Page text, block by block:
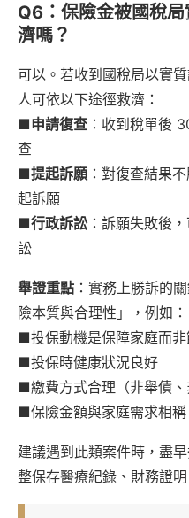
Q6：保險金被國稅
濟嗎？
可以。若收到國稅局以實
人可依以下途徑救濟：
■申請復查 ：收到稅單後
查
■提起訴願 ：對復查結果
起訴願
■行政訴訟：訴願失敗後
訟
舉證重點 ：實務上勝訴的
險本質與合理性」，例如：
■投保動機是保障家庭而非
■投保時健康狀況良好
■繳費方式合理（非舉債、
■保險金額與家庭需求相稱
建議遇到此類案件時，盡
整保存醫療紀錄、財務證